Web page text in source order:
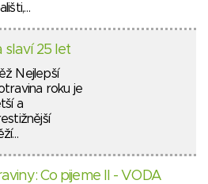
slaví 25 let
Nejlepší
roku je
a
Co pijeme II - VODA